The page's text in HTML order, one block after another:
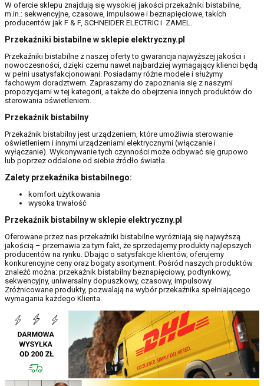
W ofercie sklepu znajdują się wysokiej jakości przekaźniki bistabilne,
m.in.: sekwencyjne, czasowe, impulsowe i beznapięciowe, takich
producentów jak F & F, SCHNEIDER ELECTRIC i ZAMEL.
Przekaźniki bistabilne w sklepie elektryczny.pl
Przekaźniki bistabilne z naszej oferty to gwarancja najwyższej jakości i
nowoczesności, dzięki czemu nawet najbardziej wymagający klienci będą
w pełni usatysfakcjonowani. Posiadamy różne modele i służymy
fachowym doradztwem. Zapraszamy do zapoznania się z naszymi
propozycjami w tej kategorii, a także do obejrzenia innych produktów do
sterowania oświetleniem.
Przekaźnik bistabilny
Przekaźnik bistabilny jest urządzeniem, które umożliwia sterowanie
oświetleniem i innymi urządzeniami elektrycznymi (włączanie i
wyłączanie). Wykonywanie tych czynności może odbywać się grupowo
lub poprzez oddalone od siebie źródło światła.
Zalety przekaźnika bistabilnego:
komfort użytkowania
wysoka trwałość
Przekaźnik bistabilny w sklepie elektryczny.pl
Oferowane przez nas przekaźniki bistabilne wyróżniają się najwyższą
jakością – przemawia za tym fakt, że sprzedajemy produkty najlepszych
producentów na rynku. Dbając o satysfakcje klientów, oferujemy
konkurencyjne ceny oraz bogaty asortyment. Pośród naszych produktów
znaleźć można: przekaźnik bistabilny beznapięciowy, podtynkowy,
sekwencyjny, uniwersalny dopuszkowy, czasowy, impulsowy.
Zróżnicowane produkty, pozwalają na wybór przekaźnika spełniającego
wymagania każdego Klienta.